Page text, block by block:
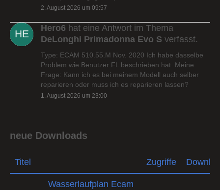
2. August 2026 um 09:57
Hero6 hat eine Antwort im Thema
DeLonghi Primadonna Evo S verfasst.
Type: ECAM 510.55.M Nov. 2020 Ich habe dasselbe
Problem wie Benutzer FL beschrieben hat. Meine
Frage: Kann ich es bei meinem Modell auch selber
reparieren oder muss ich es reparieren lassen?
1. August 2026 um 23:00
neue Downloads
Titel Zugriffe
Wasserlaufplan Ecam